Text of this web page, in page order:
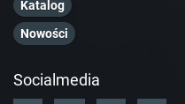
Katalog
Nowości
Socialmedia